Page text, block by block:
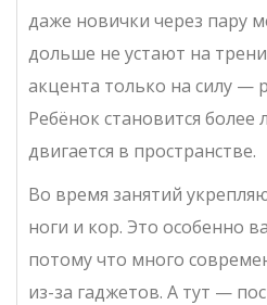
даже новички через пару
дольше не устают на
акцента только на силу —
Ребёнок становится
двигается в пространстве.
Во время занятий
ноги и кор. Это особенно
потому что много
из-за гаджетов. А тут —